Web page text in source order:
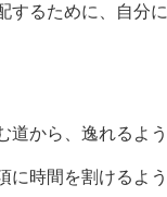
するために、自分
道から、逸れるよ
に時間を割けるよ